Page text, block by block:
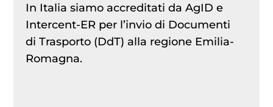
In Italia siamo accreditati da AgID e
Intercent-ER per l’invio di Documenti
di Trasporto (DdT) alla regione Emilia-
Romagna.